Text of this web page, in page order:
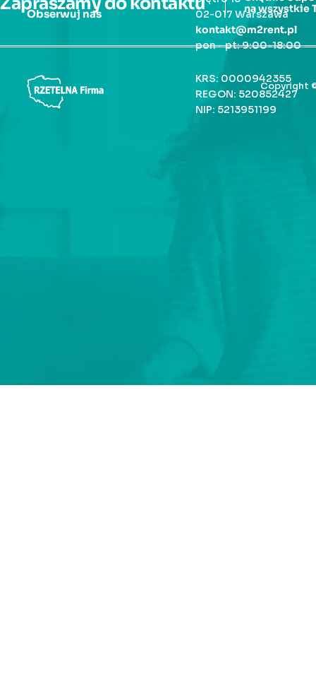
na wszystkie
Obserwuj nas
02-017 Warszawa
kontakt@m2rent.pl
pon - pt: 9:00-18:00
KRS: 0000942355
REGON: 520852427
NIP: 5213951199
Copyright